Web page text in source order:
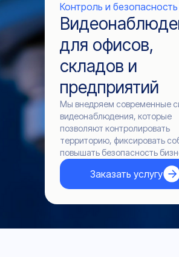
Контроль и безопасность
для офисов,
складов и
предприятий
Мы внедряем современные
видеонаблюдения, которые
позволяют контролировать
территорию, фиксировать
повышать безопасность
Заказать услугу